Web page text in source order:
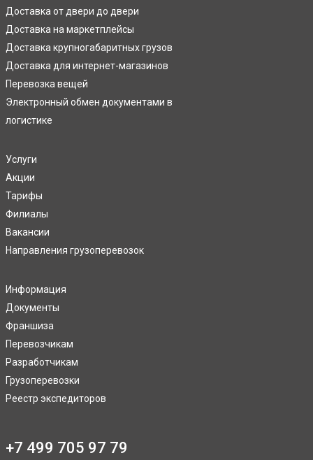
Доставка от двери до двери
Доставка на маркетплейсы
Доставка крупногабаритных грузов
Доставка для интернет-магазинов
Перевозка вещей
Электронный обмен документами в
логистике
Услуги
Акции
Тарифы
Филиалы
Вакансии
Направления грузоперевозок
Информация
Документы
Франшиза
Перевозчикам
Разработчикам
Грузоперевозки
Реестр экспедиторов
+7 499 705 97 79